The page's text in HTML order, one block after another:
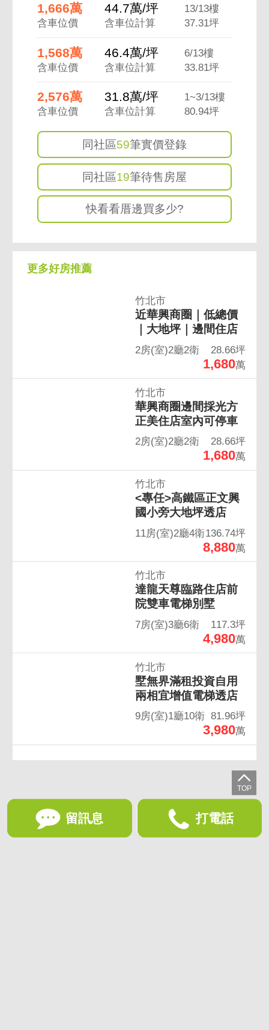
1,666萬
含車位價
44.7萬/坪
含車位計算
13/13樓
37.31坪
1,568萬
含車位價
46.4萬/坪
含車位計算
6/13樓
33.81坪
2,576萬
含車位價
31.8萬/坪
含車位計算
1~3/13樓
80.94坪
同社區59筆實價登錄
同社區19筆待售房屋
快看看厝邊買多少?
更多好房推薦
竹北市
近華興商圈｜低總價
｜大地坪｜邊間住店
2房(室)2廳2衛 28.66坪
1,680萬
竹北市
華興商圈邊間採光方
正美住店室內可停車
2房(室)2廳2衛 28.66坪
1,680萬
竹北市
<專任>高鐵區正文興
國小旁大地坪透店
11房(室)2廳4衛136.74坪
8,880萬
竹北市
達龍天尊臨路住店前
院雙車電梯別墅
7房(室)3廳6衛 117.3坪
4,980萬
竹北市
墅無界滿租投資自用
兩相宜增值電梯透店
9房(室)1廳10衛 81.96坪
3,980萬
留訊息 打電話